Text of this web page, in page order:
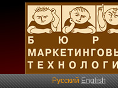
РусскийEnglish